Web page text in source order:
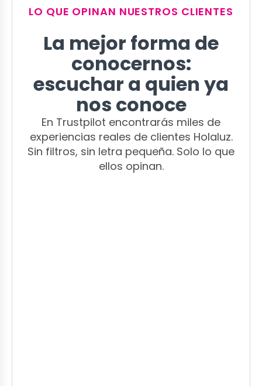
LO QUE OPINAN NUESTROS CLIENTES
La mejor forma de
conocernos:
escuchar a quien ya
nos conoce
En Trustpilot encontrarás miles de
experiencias reales de clientes Holaluz.
Sin filtros, sin letra pequeña. Solo lo que
ellos opinan.